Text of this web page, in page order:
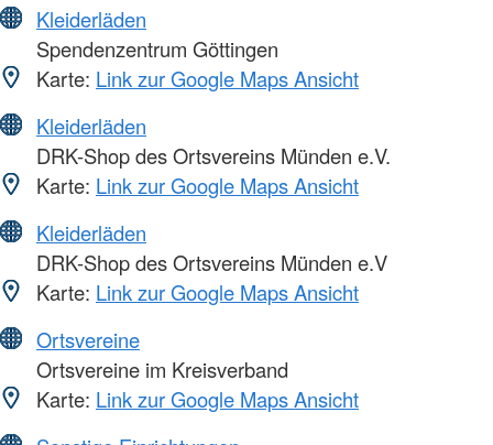
Kleiderläden
Spendenzentrum Göttingen
Karte: Link zur Google Maps Ansicht
Kleiderläden
DRK-Shop des Ortsvereins Münden e.V.
Karte: Link zur Google Maps Ansicht
Kleiderläden
DRK-Shop des Ortsvereins Münden e.V
Karte: Link zur Google Maps Ansicht
Ortsvereine
Ortsvereine im Kreisverband
Karte: Link zur Google Maps Ansicht